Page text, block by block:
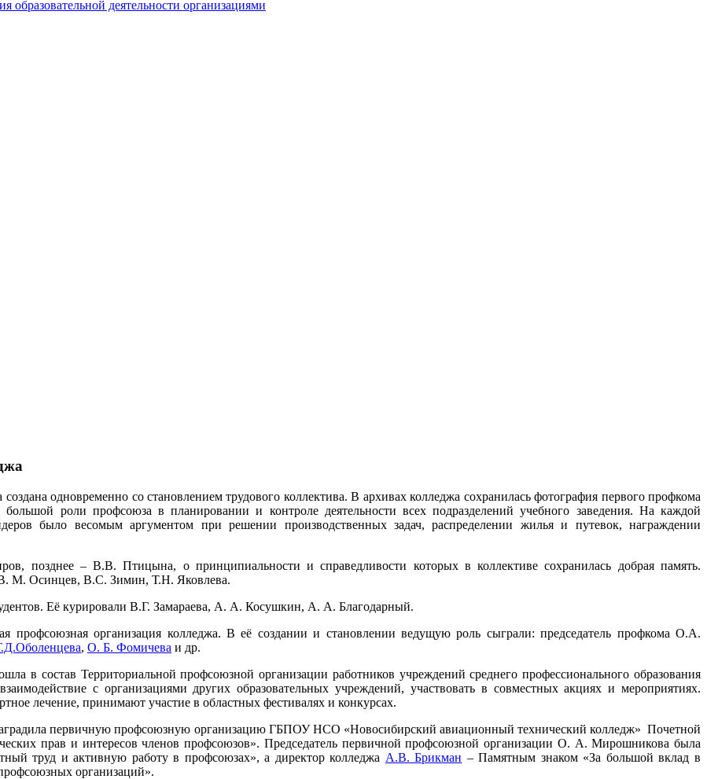
образовательной деятельности организациями
одновременно со становлением трудового коллектива. В архивах колледжа сохранилась фотография первого профкома
роли профсоюза в планировании и контроле деятельности всех подразделений учебного заведения. На каждой
было весомым аргументом при решении производственных задач, распределении жилья и путевок, награждении
позднее – В.В. Птицына, о принципиальности и справедливости которых в коллективе сохранилась добрая память.
М. Осинцев, В.С. Зимин, Т.Н. Яковлева.
Её курировали В.Г. Замараева, А. А. Косушкин, А. А. Благодарный.
профсоюзная организация колледжа. В её создании и становлении ведущую роль сыграли: председатель профкома О.А.
, О. Б. Фомичева и др.
в состав Территориальной профсоюзной организации работников учреждений среднего профессионального образования
с организациями других образовательных учреждений, участвовать в совместных акциях и мероприятиях.
лечение, принимают участие в областных фестивалях и конкурсах.
первичную профсоюзную организацию ГБПОУ НСО «Новосибирский авиационный технический колледж» Почетной
прав и интересов членов профсоюзов». Председатель первичной профсоюзной организации О. А. Мирошникова была
труд и активную работу в профсоюзах», а директор колледжа А.В. Брикман – Памятным знаком «За большой вклад в
организаций».